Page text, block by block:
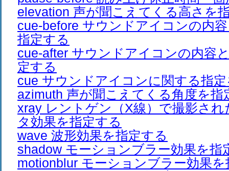
elevation 声が聞こえてくる高さを
cue-before サウンドアイコンの内
指定する
cue-after サウンドアイコンの内容
定する
cue サウンドアイコンに関する指
azimuth 声が聞こえてくる角度を指
xray レントゲン（X線）で撮影さ
タ効果を指定する
wave 波形効果を指定する
shadow モーションブラー効果を指
motionblur モーションブラー効果